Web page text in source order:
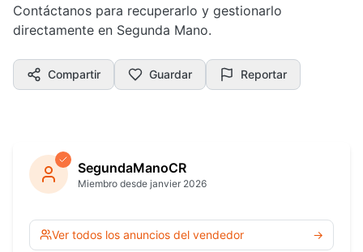
Contáctanos para recuperarlo y gestionarlo
directamente en Segunda Mano.
Compartir Guardar Reportar
SegundaManoCR
Miembro desde janvier 2026
Ver todos los anuncios del vendedor →